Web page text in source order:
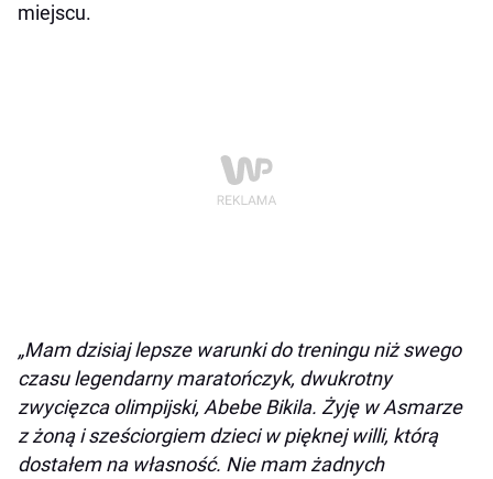
miejscu.
„Mam dzisiaj lepsze warunki do treningu niż swego
czasu legendarny maratończyk, dwukrotny
zwycięzca olimpijski, Abebe Bikila. Żyję w Asmarze
z żoną i sześciorgiem dzieci w pięknej willi, którą
dostałem na własność. Nie mam żadnych